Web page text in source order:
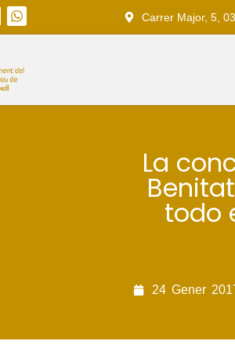
Carrer Major, 5,
La
todo
24 Gener